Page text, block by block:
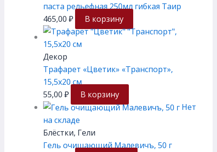
паста рельефная 250мл гибкая Таир
465,00 ₽ В корзину
Декор
Трафарет «Цветик» «Транспорт»,
15,5х20 см
55,00 ₽
В корзину
Нет
на складе
Блёстки, Гели
Гель очищающий Малевичъ, 50 г